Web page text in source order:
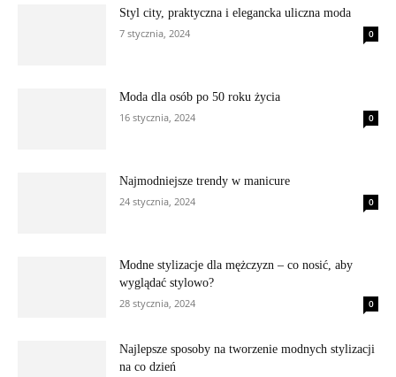
Styl city, praktyczna i elegancka uliczna moda
7 stycznia, 2024
0
Moda dla osób po 50 roku życia
16 stycznia, 2024
0
Najmodniejsze trendy w manicure
24 stycznia, 2024
0
Modne stylizacje dla mężczyzn – co nosić, aby
wyglądać stylowo?
28 stycznia, 2024
0
Najlepsze sposoby na tworzenie modnych stylizacji
na co dzień